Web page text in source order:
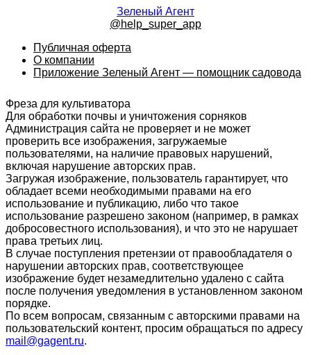
Зеленый Агент
@help_super_app
Публичная оферта
О компании
Приложение Зеленый Агент — помощник садовода
Фреза для культиватора
Для обработки почвы и уничтожения сорняков
Администрация сайта не проверяет и не может
проверить все изображения, загружаемые
пользователями, на наличие правовых нарушений,
включая нарушение авторских прав.
Загружая изображение, пользователь гарантирует, что
обладает всеми необходимыми правами на его
использование и публикацию, либо что такое
использование разрешено законом (например, в рамках
добросовестного использования), и что это не нарушает
права третьих лиц.
В случае поступления претензии от правообладателя о
нарушении авторских прав, соответствующее
изображение будет незамедлительно удалено с сайта
после получения уведомления в установленном законом
порядке.
По всем вопросам, связанным с авторскими правами на
пользовательский контент, просим обращаться по адресу
mail@gagent.ru.